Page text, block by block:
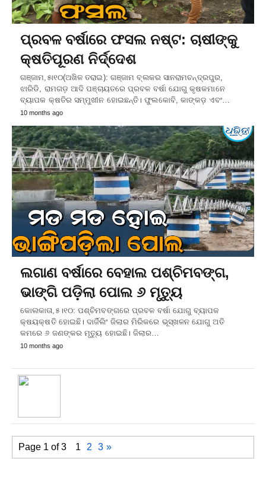
ପ୍ରବଳ ବର୍ଷାରେ ଫସଲ ନଷ୍ଟ: ଚାଷୀଙ୍କୁ
କ୍ଷତିପୂରଣ ନିର୍ଦ୍ଦେଶ
ଗଞ୍ଜାମ,୫ା୧୦(ଅଖିଳ ତରାଇ): ଗଞ୍ଜାମ ବ୍ଲକର ସାନରାମଚନ୍ଦ୍ରପୁର,
ଝାରିଡି, ରାମଗଡ଼ ଆଦି ପଞ୍ଚାୟତରେ ପ୍ରବଳ ବର୍ଷା ଯୋଗୁ କୃଷକମାନେ
ବ୍ୟାପକ କ୍ଷତିର ସମ୍ମୁଖୀନ ହୋଇଛନ୍ତି। ଫୁଲକୋବି, କାଙ୍କଡ଼ ଏବଂ…
10 months ago
ଲଗାଣ ବର୍ଷାରେ ବେହାଲ ପଶ୍ଚିମବଙ୍ଗ,
ଭାଙ୍ଗି ପଡ଼ିଲା ପୋଲ ୬ ମୃତ୍ୟୁ
କୋଲକାତା,୫।୧୦: ପଶ୍ଚିମବଙ୍ଗରେ ପ୍ରବଳ ବର୍ଷା ଯୋଗୁ ବ୍ୟାପକ
କ୍ଷୟକ୍ଷତି ହୋଇଛି। ଦାର୍ଜିଲିଂ ଜିଲାର ମିରିକରେ ଭୂସ୍ଖଳନ ଯୋଗୁ ଅତି
କମରେ ୬ ଜଣଙ୍କର ମୃତ୍ୟୁ ହୋଇଛି। ଜିଲାର…
10 months ago
Page 1 of 3 1 2 3 »